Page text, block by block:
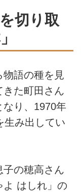
切り取
物語の種を見
た町田さん
なり、1970年
生み出してい
の穂高さん
よ はしれ」の